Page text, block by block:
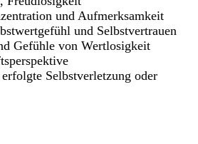
und Aufmerksamkeit
und Selbstvertrauen
Gefühle von Wertlosigkeit
Selbstverletzung oder